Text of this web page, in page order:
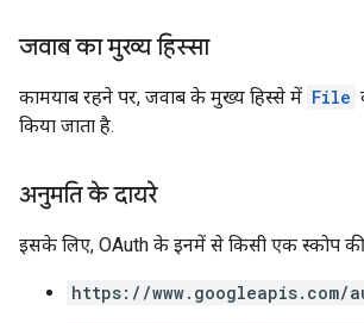
जवाब का मुख्य हिस्सा
कामयाब रहने पर, जवाब के मुख्य हिस्से में File
किया जाता है.
अनुमति के दायरे
इसके लिए, OAuth के इनमें से किसी एक स्कोप
https://www.googleapis.com/